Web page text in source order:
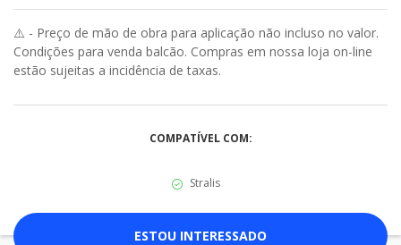
⚠️ - Preço de mão de obra para aplicação não incluso no valor.
Condições para venda balcão. Compras em nossa loja on-line
estão sujeitas a incidência de taxas.
COMPATÍVEL COM:
Stralis
ESTOU INTERESSADO